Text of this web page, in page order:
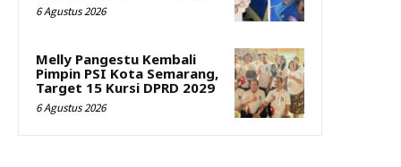
6 Agustus 2026
Melly Pangestu Kembali
Pimpin PSI Kota Semarang,
Target 15 Kursi DPRD 2029
6 Agustus 2026